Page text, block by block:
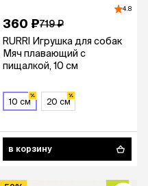
4.8
360 ₽719 ₽
RURRI Игрушка для собак
Мяч плавающий с
пищалкой, 10 см
10 см 20 см
в корзину